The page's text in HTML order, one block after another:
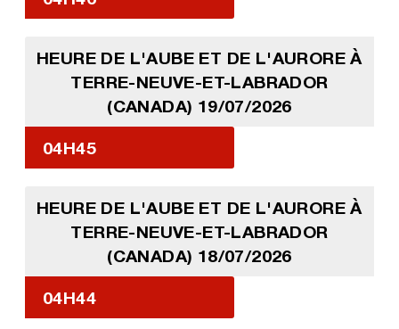
HEURE DE L'AUBE ET DE L'AURORE À
TERRE-NEUVE-ET-LABRADOR
(CANADA) 19/07/2026
04H45
HEURE DE L'AUBE ET DE L'AURORE À
TERRE-NEUVE-ET-LABRADOR
(CANADA) 18/07/2026
04H44